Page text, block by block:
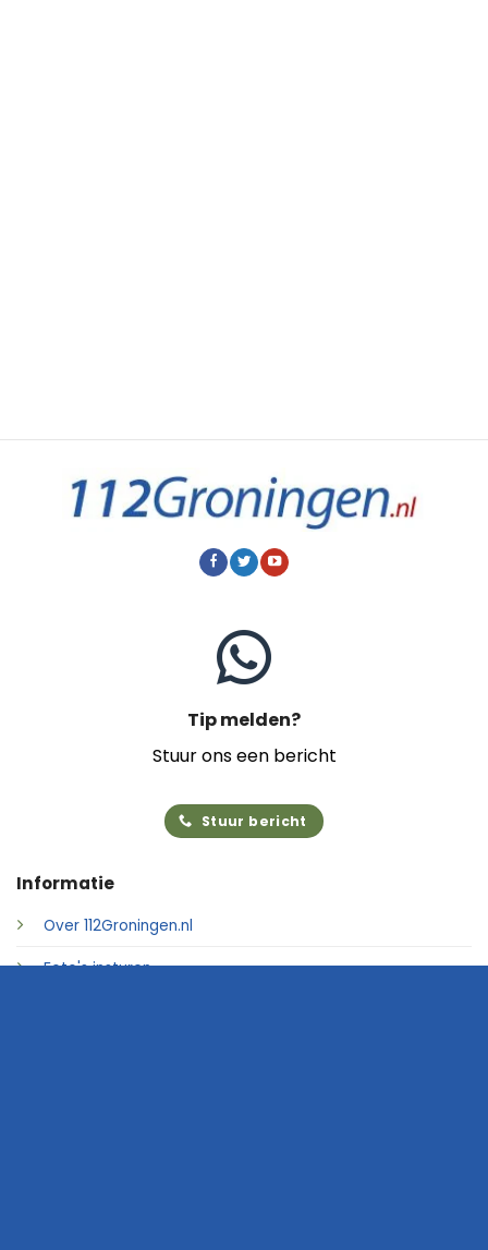
Informatie
Over 112Groningen.nl
Foto's insturen
Tip melden?
Stuur ons een bericht
Stuur bericht